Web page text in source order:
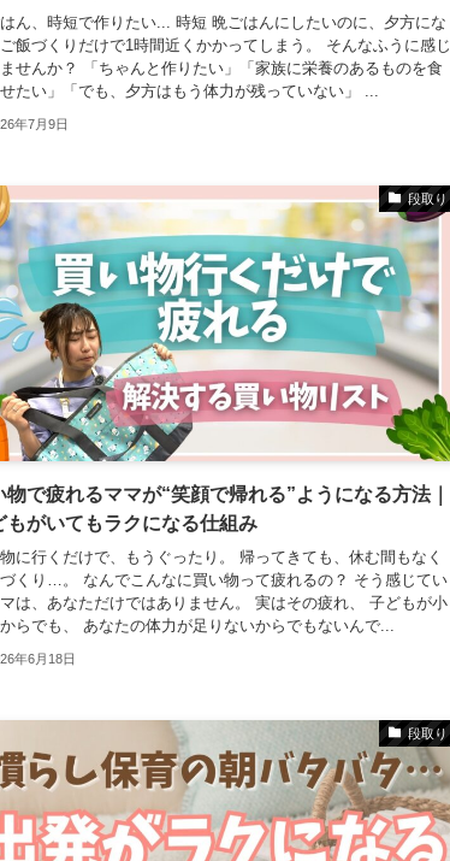
ん、時短で作りたい... 時短 晩ごはんにしたいのに、夕方にな
飯づくりだけで1時間近くかかってしまう。 そんなふうに感じ
せんか？ 「ちゃんと作りたい」「家族に栄養のあるものを食
たい」「でも、夕方はもう体力が残っていない」 ...
年7月9日
段取り
物で疲れるママが“笑顔で帰れる”ようになる方法｜
もがいてもラクになる仕組み
に行くだけで、もうぐったり。 帰ってきても、休む間もなく
くり…。 なんでこんなに買い物って疲れるの？ そう感じてい
は、あなただけではありません。 実はその疲れ、 子どもが小
らでも、 あなたの体力が足りないからでもないんで...
年6月18日
段取り